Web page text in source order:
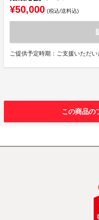
¥50,000 (税込/送料込)
ご提供予定時期：ご支援いただ
この商品の